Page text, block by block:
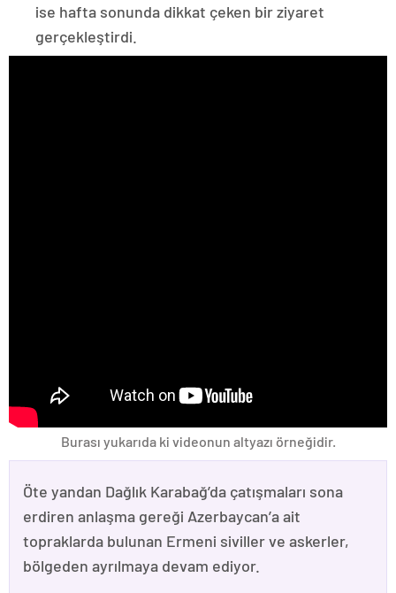
ise hafta sonunda dikkat çeken bir ziyaret
gerçekleştirdi.
Burası yukarıda ki videonun altyazı örneğidir.
Öte yandan Dağlık Karabağ’da çatışmaları sona
erdiren anlaşma gereği Azerbaycan’a ait
topraklarda bulunan Ermeni siviller ve askerler,
bölgeden ayrılmaya devam ediyor.